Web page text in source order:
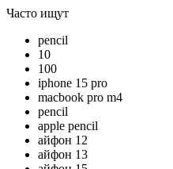
Часто ищут
pencil
10
100
iphone 15 pro
macbook pro m4
pencil
apple pencil
айфон 12
айфон 13